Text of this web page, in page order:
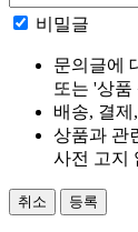
비밀글
문의글에
또는 '상
배송, 결
상품과 관
사전 고지
취소 등록